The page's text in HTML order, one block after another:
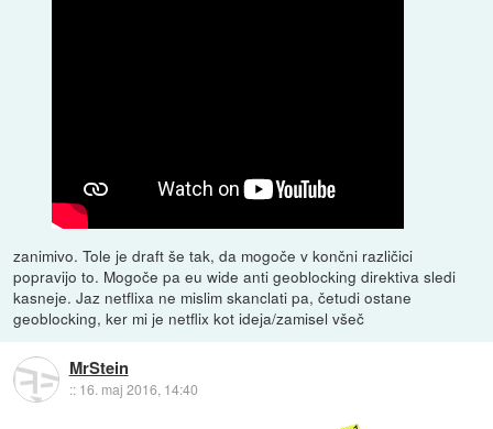
zanimivo. Tole je draft še tak, da mogoče v končni različici
popravijo to. Mogoče pa eu wide anti geoblocking direktiva sledi
kasneje. Jaz netflixa ne mislim skanclati pa, četudi ostane
geoblocking, ker mi je netflix kot ideja/zamisel všeč
MrStein
:: 16. maj 2016, 14:40